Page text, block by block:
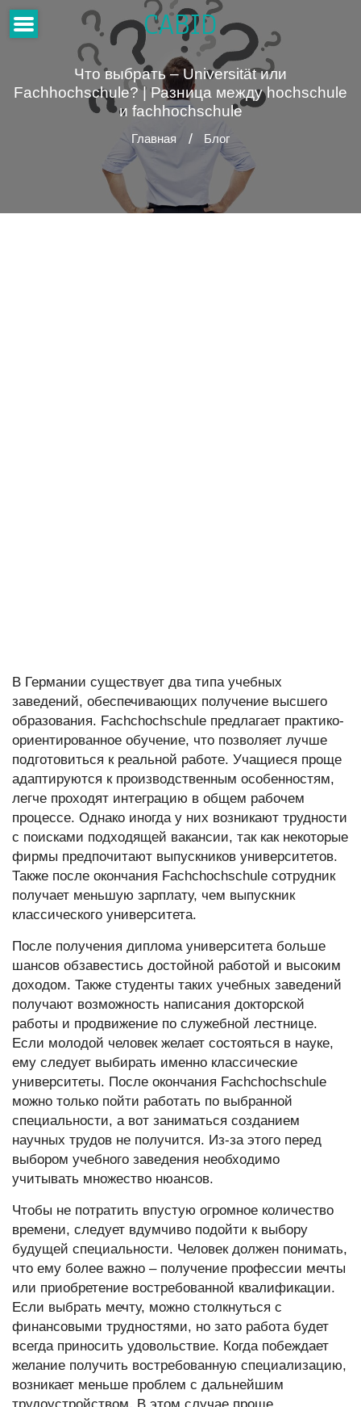
CABID
Что выбрать – Universität или
Fachhochschule? | Разница между hochschule
и fachhochschule
Главная Блог
В Германии существует два типа учебных
заведений, обеспечивающих получение высшего
образования. Fachchochschule предлагает практико-
ориентированное обучение, что позволяет лучше
подготовиться к реальной работе. Учащиеся проще
адаптируются к производственным особенностям,
легче проходят интеграцию в общем рабочем
процессе. Однако иногда у них возникают трудности
с поисками подходящей вакансии, так как некоторые
фирмы предпочитают выпускников университетов.
Также после окончания Fachchochschule сотрудник
получает меньшую зарплату, чем выпускник
классического университета.
После получения диплома университета больше
шансов обзавестись достойной работой и высоким
доходом. Также студенты таких учебных заведений
получают возможность написания докторской
работы и продвижение по служебной лестнице.
Если молодой человек желает состояться в науке,
ему следует выбирать именно классические
университеты. После окончания Fachchochschule
можно только пойти работать по выбранной
специальности, а вот заниматься созданием
научных трудов не получится. Из-за этого перед
выбором учебного заведения необходимо
учитывать множество нюансов.
Чтобы не потратить впустую огромное количество
времени, следует вдумчиво подойти к выбору
будущей специальности. Человек должен понимать,
что ему более важно – получение профессии мечты
или приобретение востребованной квалификации.
Если выбрать мечту, можно столкнуться с
финансовыми трудностями, но зато работа будет
всегда приносить удовольствие. Когда побеждает
желание получить востребованную специализацию,
возникает меньше проблем с дальнейшим
трудоустройством. В этом случае проще